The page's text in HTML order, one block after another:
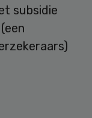
subsidie